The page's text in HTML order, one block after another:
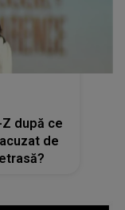
după ce
de